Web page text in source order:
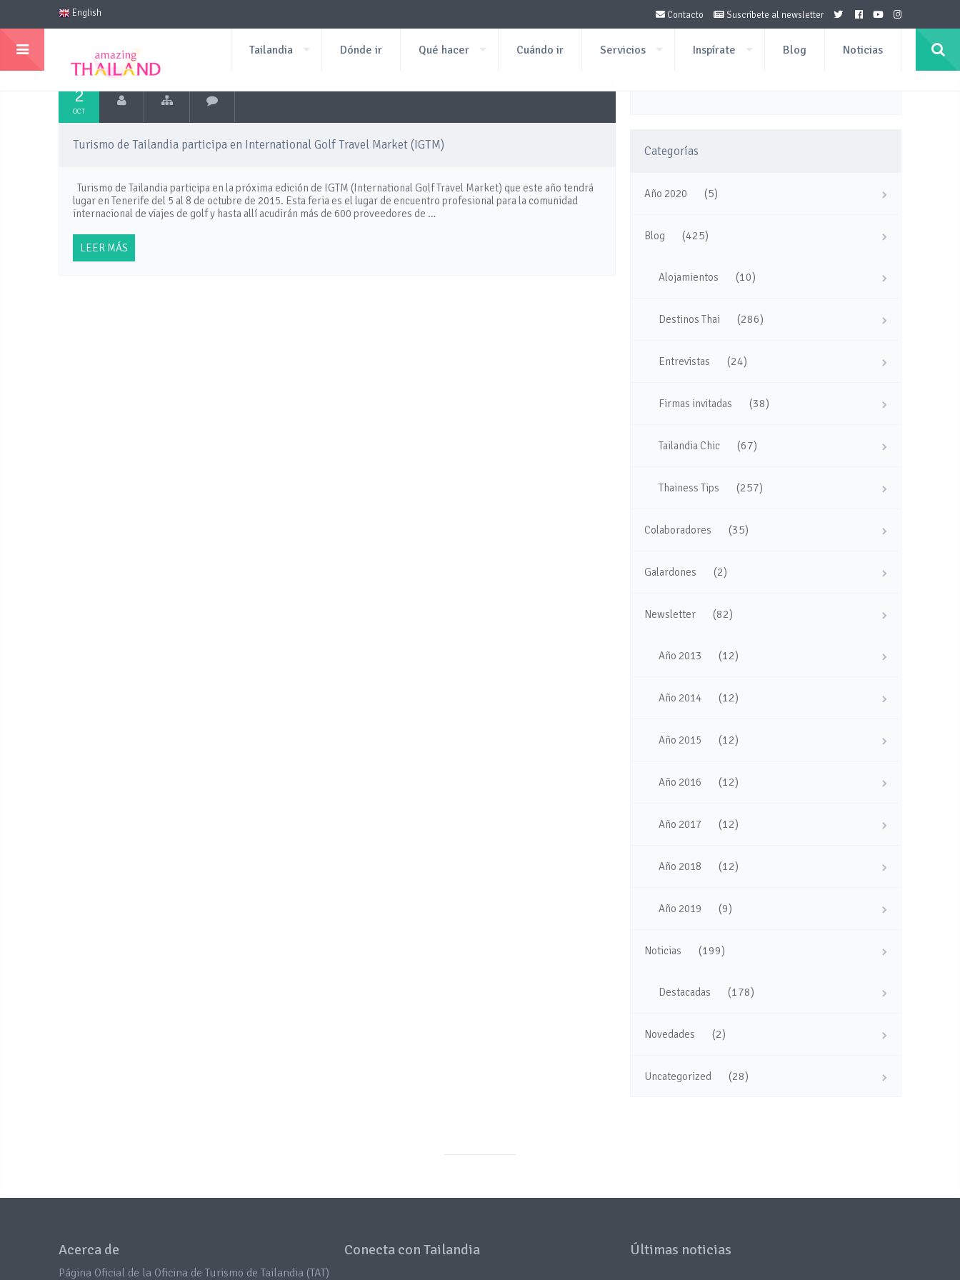
English Contacto Suscríbete al newsletter
Tailandia Dónde ir Qué hacer Cuándo ir Servicios Inspírate Blog Noticias
2
OCT
Turismo de Tailandia participa en International Golf Travel Market (IGTM)
Turismo de Tailandia participa en la próxima edición de IGTM (International Golf Travel Market) que este año tendrá
lugar en Tenerife del 5 al 8 de octubre de 2015. Esta feria es el lugar de encuentro profesional para la comunidad
internacional de viajes de golf y hasta allí acudirán más de 600 proveedores de …
LEER MÁS
Categorías
Año 2020 (5)
Blog (425)
Alojamientos (10)
Destinos Thai (286)
Entrevistas (24)
Firmas invitadas (38)
Tailandia Chic (67)
Thainess Tips (257)
Colaboradores (35)
Galardones (2)
Newsletter (82)
Año 2013 (12)
Año 2014 (12)
Año 2015 (12)
Año 2016 (12)
Año 2017 (12)
Año 2018 (12)
Año 2019 (9)
Noticias (199)
Destacadas (178)
Novedades (2)
Uncategorized (28)
Acerca de
Página Oficial de la Oficina de Turismo de Tailandia (TAT)
Conecta con Tailandia Últimas noticias